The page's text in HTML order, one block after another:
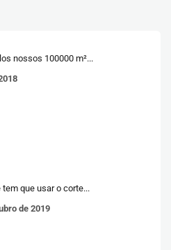
nossos 100000 m²...
tem que usar o corte...
de 2019